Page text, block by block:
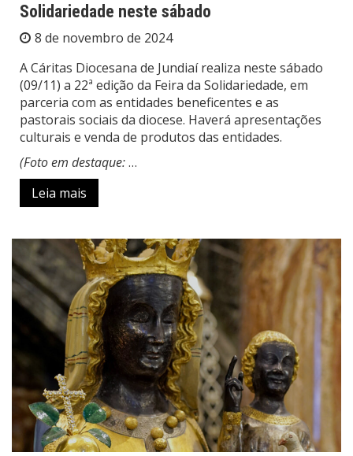
Solidariedade neste sábado
8 de novembro de 2024
A Cáritas Diocesana de Jundiaí realiza neste sábado
(09/11) a 22ª edição da Feira da Solidariedade, em
parceria com as entidades beneficentes e as
pastorais sociais da diocese. Haverá apresentações
culturais e venda de produtos das entidades.
(Foto em destaque:…
Leia mais